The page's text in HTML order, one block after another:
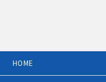
HOME